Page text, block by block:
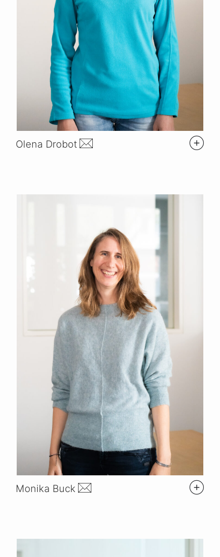
Olena Drobot
Monika Buck